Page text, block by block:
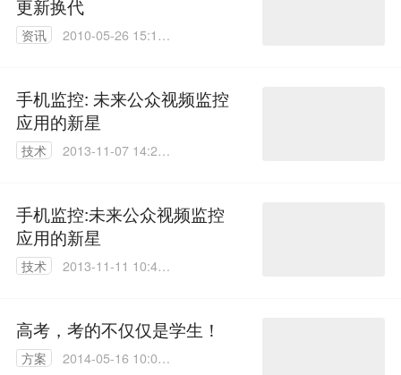
更新换代
资讯
2010-05-26 15:17:
手机监控: 未来公众视频监控
应用的新星
技术
2013-11-07 14:28:
手机监控:未来公众视频监控
应用的新星
技术
2013-11-11 10:48:
高考，考的不仅仅是学生！
方案
2014-05-16 10:07: